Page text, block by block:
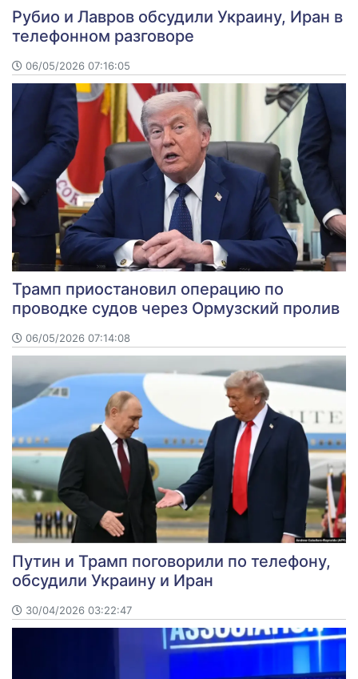
Рубио и Лавров обсудили Украину, Иран в
телефонном разговоре
06/05/2026 07:16:05
Трамп приостановил операцию по
проводке судов через Ормузский пролив
06/05/2026 07:14:08
Путин и Трамп поговорили по телефону,
обсудили Украину и Иран
30/04/2026 03:22:47